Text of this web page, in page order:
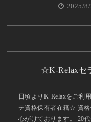
2025/
☆K-Relaxセ
日頃よりK-Relaxをご利
テ資格保有者在籍☆ 資
心がけております。 20